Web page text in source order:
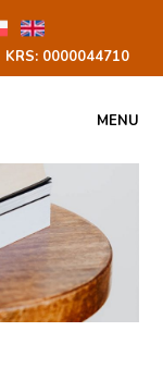
KRS: 0000044710
MENU